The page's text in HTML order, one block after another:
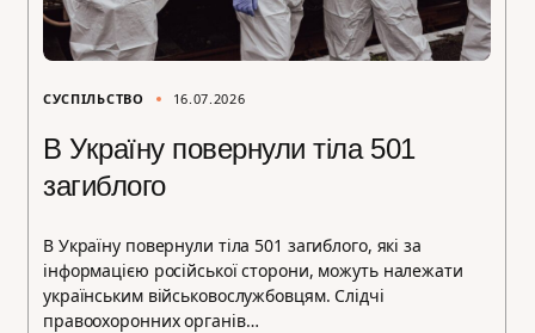
СУСПІЛЬСТВО 16.07.2026
В Україну повернули тіла 501
загиблого
В Україну повернули тіла 501 загиблого, які за
інформацією російської сторони, можуть належати
українським військовослужбовцям. Слідчі
правоохоронних органів…